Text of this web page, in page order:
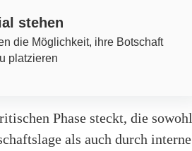
stehen
die Möglichkeit, ihre Botschaft
platzieren
Phase steckt, die sowohl
als auch durch interne